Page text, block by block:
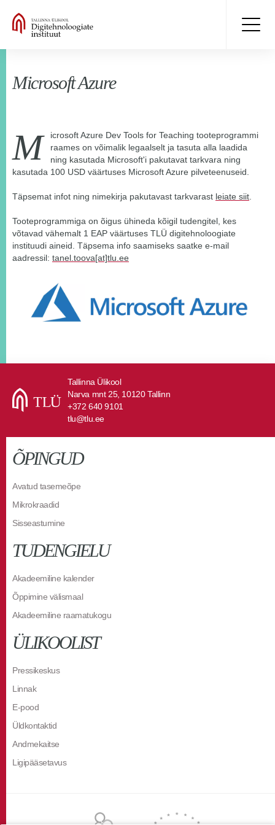
Microsoft Azure
M
icrosoft Azure Dev Tools for Teaching tooteprogrammi
raames on võimalik legaalselt ja tasuta alla laadida
ning kasutada Microsoft'i pakutavat tarkvara ning
kasutada 100 USD väärtuses Microsoft Azure pilveteenuseid.
Täpsemat infot ning nimekirja pakutavast tarkvarast leiate siit
Tooteprogrammiga on õigus ühineda kõigil tudengitel, kes
võtavad vähemalt 1 EAP väärtuses TLÜ digitehnoloogiate
instituudi aineid. Täpsema info saamiseks saatke e-mail
aadressil: tanel.toova[at]tlu.ee
Tallinna Ülikool
Narva mnt 25, 10120 Tallinn
+372 640 9101
tlu@tlu.ee
ÕPINGUD
Avatud tasemeõpe
Mikrokraadid
Sisseastumine
TUDENGIELU
Akadeemiline kalender
Õppimine välismaal
Akadeemiline raamatukogu
ÜLIKOOLIST
Pressikeskus
Linnak
E-pood
Üldkontaktid
Andmekaitse
Ligipääsetavus